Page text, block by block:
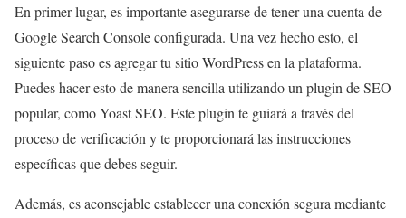
En primer lugar, es importante asegurarse de tener una cuenta de
Google Search Console configurada. Una vez hecho esto, el
siguiente paso es agregar tu sitio WordPress en la plataforma.
Puedes hacer esto de manera sencilla utilizando un plugin de SEO
popular, como Yoast SEO. Este plugin te guiará a través del
proceso de verificación y te proporcionará las instrucciones
específicas que debes seguir.
Además, es aconsejable establecer una conexión segura mediante